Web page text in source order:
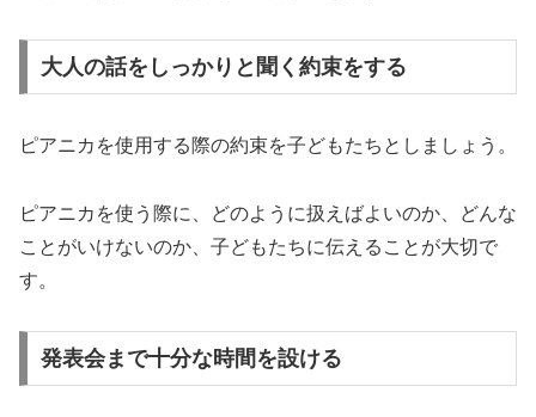
大人の話をしっかりと聞く約束をする
ピアニカを使用する際の約束を子どもたちとしましょう。
ピアニカを使う際に、どのように扱えばよいのか、どんな
ことがいけないのか、子どもたちに伝えることが大切で
す。
発表会まで十分な時間を設ける